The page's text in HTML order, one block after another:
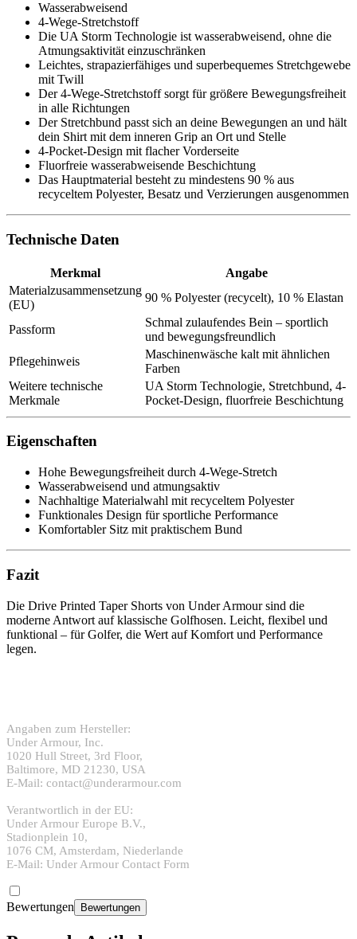
Wasserabweisend
4-Wege-Stretchstoff
Die UA Storm Technologie ist wasserabweisend, ohne die
Atmungsaktivität einzuschränken
Leichtes, strapazierfähiges und superbequemes Stretchgewebe
mit Twill
Der 4-Wege-Stretchstoff sorgt für größere Bewegungsfreiheit
in alle Richtungen
Der Stretchbund passt sich an deine Bewegungen an und hält
dein Shirt mit dem inneren Grip an Ort und Stelle
4-Pocket-Design mit flacher Vorderseite
Fluorfreie wasserabweisende Beschichtung
Das Hauptmaterial besteht zu mindestens 90 % aus
recyceltem Polyester, Besatz und Verzierungen ausgenommen
Technische Daten
Merkmal
Angabe
Materialzusammensetzung
(EU)
90 % Polyester (recycelt), 10 % Elastan
Passform
Schmal zulaufendes Bein – sportlich
und bewegungsfreundlich
Pflegehinweis
Maschinenwäsche kalt mit ähnlichen
Farben
Weitere technische
Merkmale
UA Storm Technologie, Stretchbund, 4-
Pocket-Design, fluorfreie Beschichtung
Eigenschaften
Hohe Bewegungsfreiheit durch 4-Wege-Stretch
Wasserabweisend und atmungsaktiv
Nachhaltige Materialwahl mit recyceltem Polyester
Funktionales Design für sportliche Performance
Komfortabler Sitz mit praktischem Bund
Fazit
Die Drive Printed Taper Shorts von Under Armour sind die
moderne Antwort auf klassische Golfhosen. Leicht, flexibel und
funktional – für Golfer, die Wert auf Komfort und Performance
legen.
Angaben zum Hersteller:
Under Armour, Inc.
1020 Hull Street, 3rd Floor,
Baltimore, MD 21230, USA
E-Mail: contact@underarmour.com
Verantwortlich in der EU:
Under Armour Europe B.V.,
Stadionplein 10,
1076 CM, Amsterdam, Niederlande
E-Mail: Under Armour Contact Form
Bewertungen Bewertungen